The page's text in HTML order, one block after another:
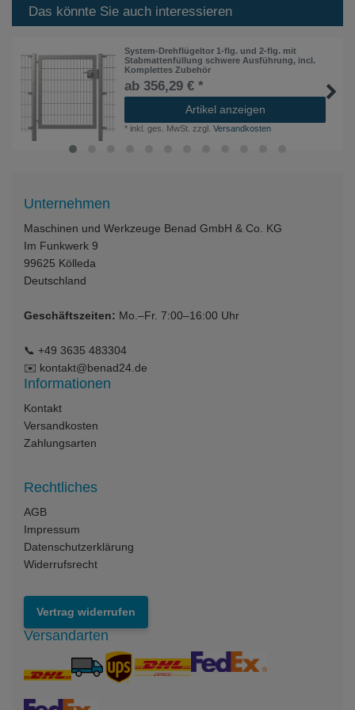
Das könnte Sie auch interessieren
System-Drehflügeltor 1-flg. und 2-flg. mit
Stabmattenfüllung schwere Ausführung, incl.
Komplettes Zubehör
ab 356,29 € *
Artikel anzeigen
* inkl. ges. MwSt. zzgl.Versandkosten
Unternehmen
Maschinen und Werkzeuge Benad GmbH & Co. KG
Im Funkwerk 9
99625 Kölleda
Deutschland
Geschäftszeiten: Mo.–Fr. 7:00–16:00 Uhr
📞 +49 3635 483304
✉️ kontakt@benad24.de
Informationen
Kontakt
Versandkosten
Zahlungsarten
Rechtliches
AGB
Impressum
Datenschutzerklärung
Widerrufsrecht
Vertrag widerrufen
Versandarten